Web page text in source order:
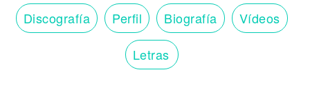
Discografía Perfil Biografía Vídeos
Letras